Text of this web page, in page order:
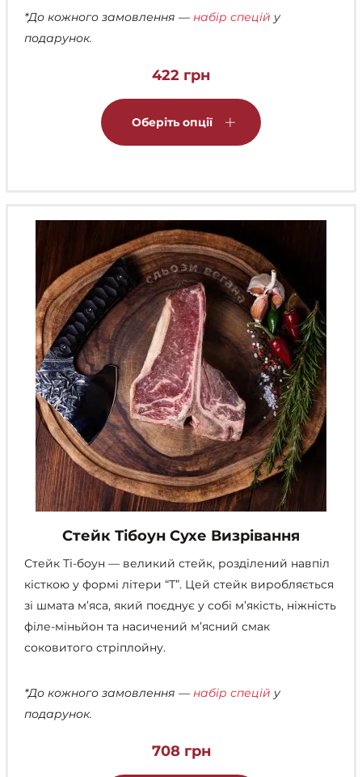
*До кожного замовлення — набір спецій у
подарунок.
422 грн
Оберіть опції
можна
на
сторінці
товару
Стейк Тібоун Сухе Визрівання
Стейк Ті-боун — великий стейк, розділений навпіл
кісткою у формі літери “Т”. Цей стейк виробляється
зі шмата м’яса, який поєднує у собі м’якість, ніжність
філе-міньйон та насичений м’ясний смак
соковитого стріплойну.
*До кожного замовлення — набір спецій у
подарунок.
708 грн